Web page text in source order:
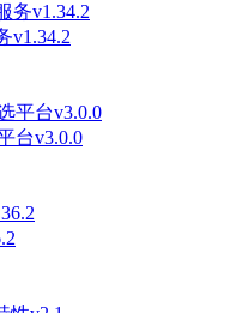
v1.34.2
台v3.0.0